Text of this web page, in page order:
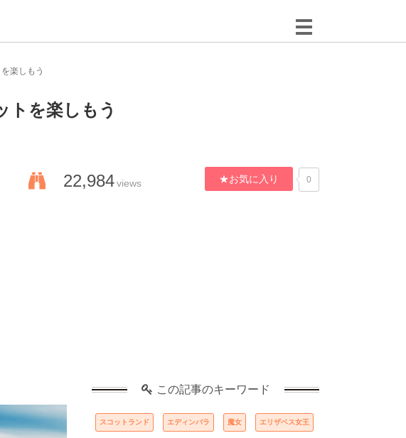
楽しもう
トを楽しもう
22,984views ★お気に入り 0
この記事のキーワード
スコットランド エディンバラ 魔女 エリザベス女王